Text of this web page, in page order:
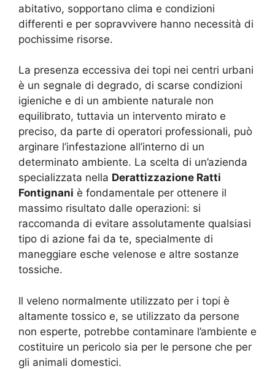
abitativo, sopportano clima e condizioni
differenti e per sopravvivere hanno necessità di
pochissime risorse.
La presenza eccessiva dei topi nei centri urbani
è un segnale di degrado, di scarse condizioni
igieniche e di un ambiente naturale non
equilibrato, tuttavia un intervento mirato e
preciso, da parte di operatori professionali, può
arginare l’infestazione all’interno di un
determinato ambiente. La scelta di un’azienda
specializzata nella Derattizzazione Ratti
Fontignani è fondamentale per ottenere il
massimo risultato dalle operazioni: si
raccomanda di evitare assolutamente qualsiasi
tipo di azione fai da te, specialmente di
maneggiare esche velenose e altre sostanze
tossiche.
Il veleno normalmente utilizzato per i topi è
altamente tossico e, se utilizzato da persone
non esperte, potrebbe contaminare l’ambiente e
costituire un pericolo sia per le persone che per
gli animali domestici.